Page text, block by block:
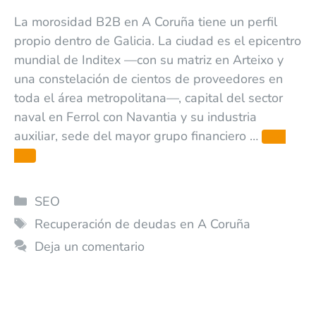
La morosidad B2B en A Coruña tiene un perfil
propio dentro de Galicia. La ciudad es el epicentro
mundial de Inditex —con su matriz en Arteixo y
una constelación de cientos de proveedores en
toda el área metropolitana—, capital del sector
naval en Ferrol con Navantia y su industria
auxiliar, sede del mayor grupo financiero … Leer
más
SEO
Recuperación de deudas en A Coruña
Deja un comentario